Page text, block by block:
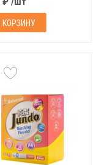
КОРЗИНУ